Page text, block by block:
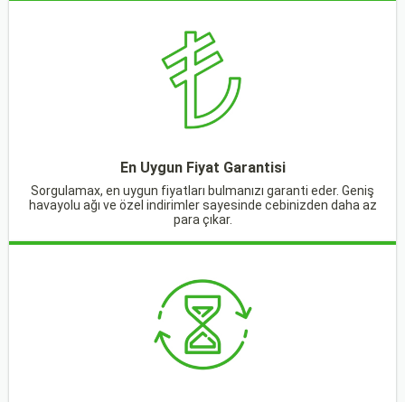
En Uygun Fiyat Garantisi
Sorgulamax, en uygun fiyatları bulmanızı garanti eder. Geniş
havayolu ağı ve özel indirimler sayesinde cebinizden daha az
para çıkar.